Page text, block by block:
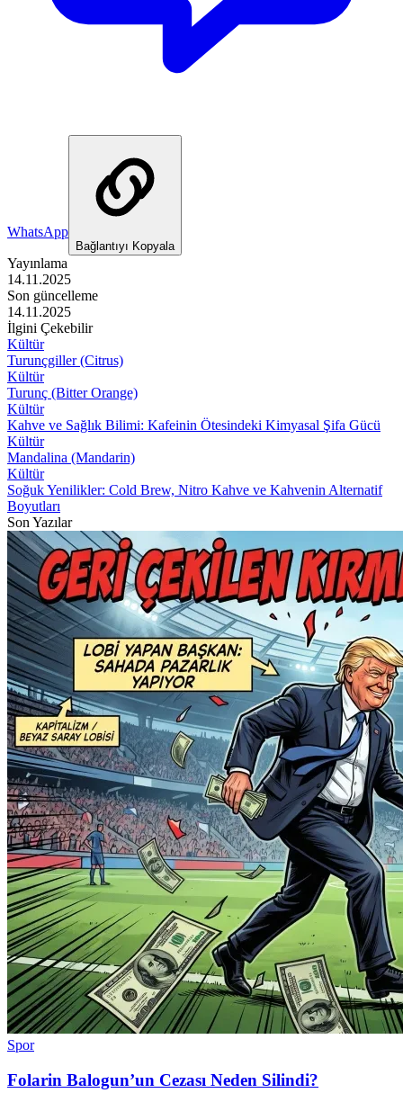
WhatsApp
Bağlantıyı Kopyala
Yayınlama
14.11.2025
Son güncelleme
14.11.2025
İlgini Çekebilir
Kültür
Turunçgiller (Citrus)
Kültür
Turunç (Bitter Orange)
Kültür
Kahve ve Sağlık Bilimi: Kafeinin Ötesindeki Kimyasal Şifa Gücü
Kültür
Mandalina (Mandarin)
Kültür
Soğuk Yenilikler: Cold Brew, Nitro Kahve ve Kahvenin Alternatif
Boyutları
Son Yazılar
Spor
Folarin Balogun’un Cezası Neden Silindi?